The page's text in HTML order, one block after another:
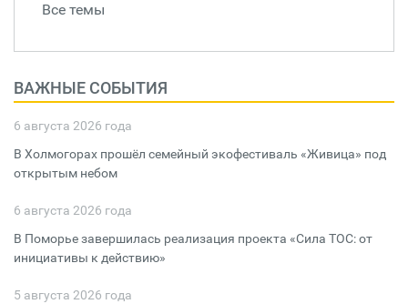
Все темы
ВАЖНЫЕ СОБЫТИЯ
6 августа 2026 года
В Холмогорах прошёл семейный экофестиваль «Живица» под
открытым небом
6 августа 2026 года
В Поморье завершилась реализация проекта «Сила ТОС: от
инициативы к действию»
5 августа 2026 года